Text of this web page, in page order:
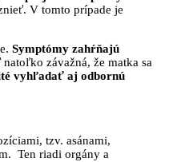
V tomto prípade je
Symptómy zahŕňajú
závažná, že matka sa
vyhľadať aj odbornú
tzv. asánami,
Ten riadi orgány a